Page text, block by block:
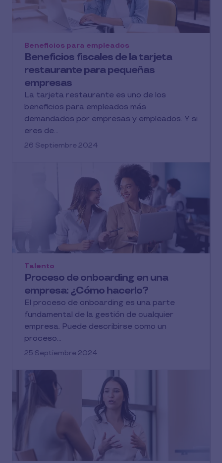
Beneficios fiscales de la tarjeta
restaurante para pequeñas
empresas
Beneficios para empleados
La tarjeta restaurante es uno de los
beneficios para empleados más
demandados por empresas y empleados. Y si
eres de...
26 Septiembre 2024
Proceso de onboarding en una
empresa: ¿Cómo hacerlo?
Talento
El proceso de onboarding es una parte
fundamental de la gestión de cualquier
empresa. Puede describirse como un
proceso...
25 Septiembre 2024